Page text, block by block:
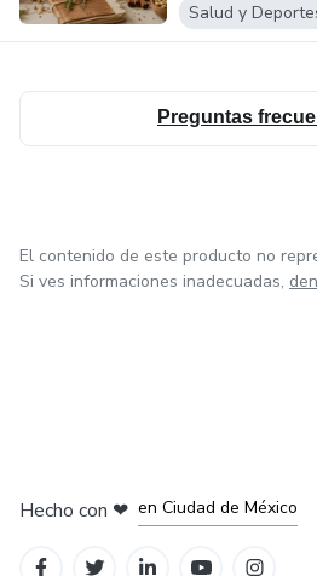
Salud y
Preguntas
El contenido de este producto no
Si ves informaciones inadecuadas,
Hecho con ❤ en Ciudad de México